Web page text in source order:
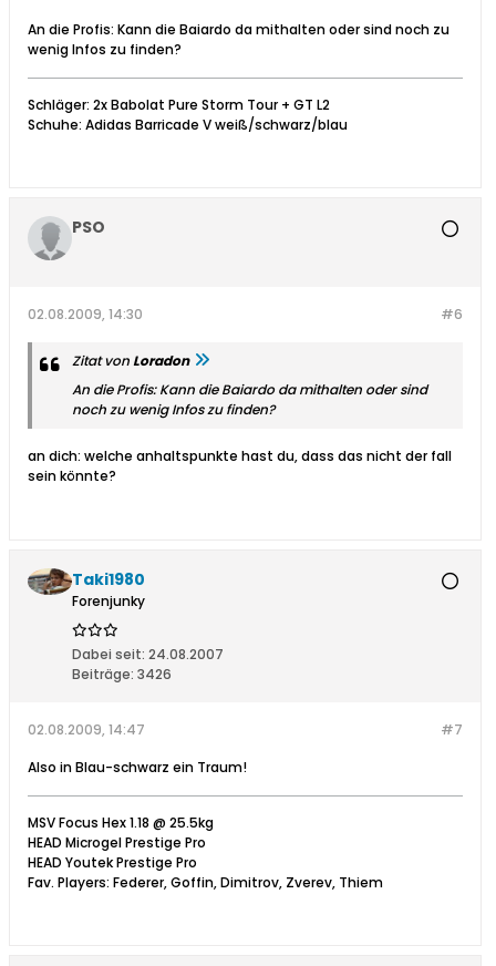
An die Profis: Kann die Baiardo da mithalten oder sind noch zu
wenig Infos zu finden?
Schläger: 2x Babolat Pure Storm Tour + GT L2
Schuhe: Adidas Barricade V weiß/schwarz/blau
PSO
#6
02.08.2009, 14:30
Zitat vonLoradon
An die Profis: Kann die Baiardo da mithalten oder sind
noch zu wenig Infos zu finden?
an dich: welche anhaltspunkte hast du, dass das nicht der fall
sein könnte?
Taki1980
Forenjunky
Dabei seit: 24.08.2007
Beiträge: 3426
#7
02.08.2009, 14:47
Also in Blau-schwarz ein Traum!
MSV Focus Hex 1.18 @ 25.5kg
HEAD Microgel Prestige Pro
HEAD Youtek Prestige Pro
Fav. Players: Federer, Goffin, Dimitrov, Zverev, Thiem